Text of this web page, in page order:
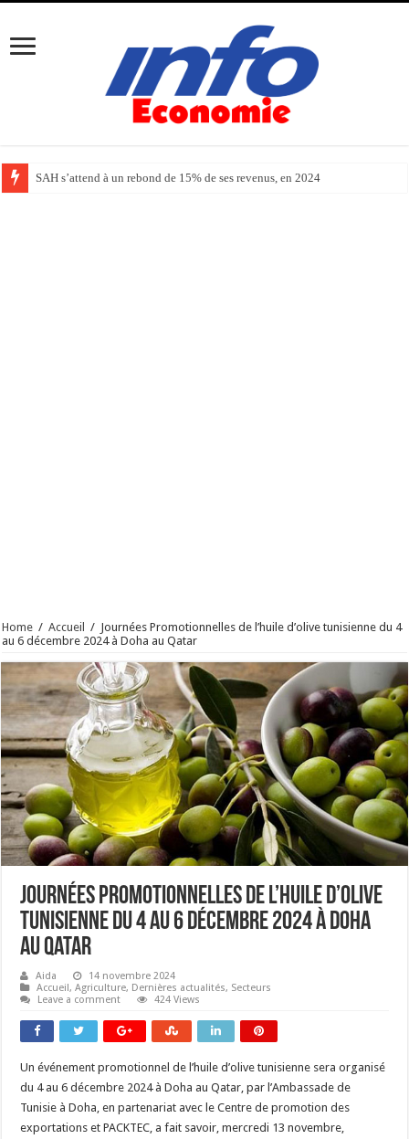
SAH s’attend à un rebond de 15% de ses revenus, en 2024
Home / Accueil / Journées Promotionnelles de l’huile d’olive tunisienne du 4
au 6 décembre 2024 à Doha au Qatar
Journées Promotionnelles de l’huile d’olive
tunisienne du 4 au 6 décembre 2024 à Doha
au Qatar
Aida
14 novembre 2024
Accueil,Agriculture, Dernières actualités, Secteurs
Leave a comment
424 Views
Un événement promotionnel de l’huile d’olive tunisienne sera organisé
du 4 au 6 décembre 2024 à Doha au Qatar, par l’Ambassade de
Tunisie à Doha, en partenariat avec le Centre de promotion des
exportations et PACKTEC, a fait savoir, mercredi 13 novembre,